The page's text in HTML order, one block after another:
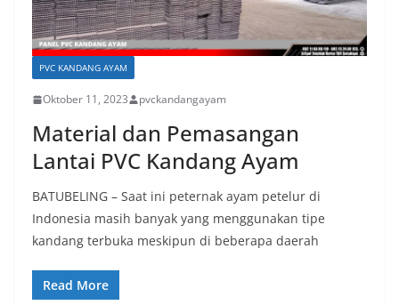
PVC KANDANG AYAM
Oktober 11, 2023 pvckandangayam
Material dan Pemasangan
Lantai PVC Kandang Ayam
BATUBELING – Saat ini peternak ayam petelur di
Indonesia masih banyak yang menggunakan tipe
kandang terbuka meskipun di beberapa daerah
Read More